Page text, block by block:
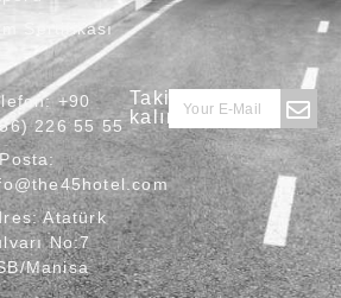
Sertifikası
+90
226 55 55
Atatürk
No:7
Manisa
Takipte
kalın